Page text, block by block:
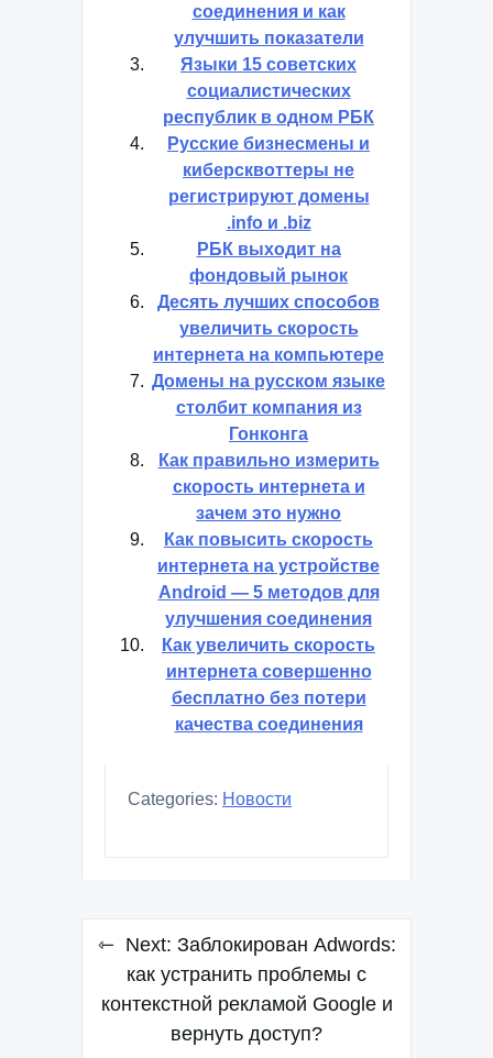
соединения и как
улучшить показатели
Языки 15 советских
социалистических
республик в одном РБК
Русские бизнесмены и
киберсквоттеры не
регистрируют домены
.info и .biz
РБК выходит на
фондовый рынок
Десять лучших способов
увеличить скорость
интернета на компьютере
Домены на русском языке
столбит компания из
Гонконга
Как правильно измерить
скорость интернета и
зачем это нужно
Как повысить скорость
интернета на устройстве
Android — 5 методов для
улучшения соединения
Как увеличить скорость
интернета совершенно
бесплатно без потери
качества соединения
Categories: Новости
Навигация
записям
Next: Заблокирован Adwords:
как устранить проблемы с
контекстной рекламой Google и
вернуть доступ?